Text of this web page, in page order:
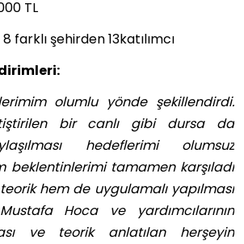
TL
8 farklı şehirden 13katılımcı
olumlu yönde şekillendirdi.
bir canlı gibi dursa da
hedeflerimi olumsuz
beklentinlerimi tamamen karşıladı
hem de uygulamalı yapılması
Hoca ve yardımcılarının
ve teorik anlatılan herşeyin